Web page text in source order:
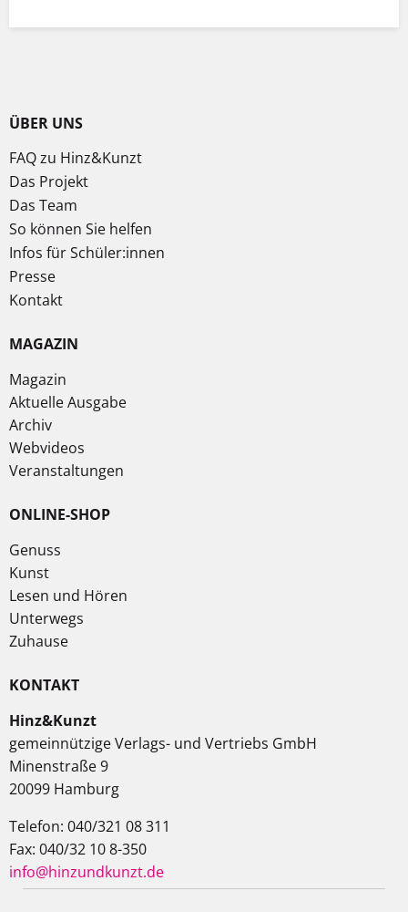
ÜBER UNS
FAQ zu Hinz&Kunzt
Das Projekt
Das Team
So können Sie helfen
Infos für Schüler:innen
Presse
Kontakt
MAGAZIN
Magazin
Aktuelle Ausgabe
Archiv
Webvideos
Veranstaltungen
ONLINE-SHOP
Genuss
Kunst
Lesen und Hören
Unterwegs
Zuhause
KONTAKT
Hinz&Kunzt
gemeinnützige Verlags- und Vertriebs GmbH
Minenstraße 9
20099 Hamburg
Telefon: 040/321 08 311
Fax: 040/32 10 8-350
info@hinzundkunzt.de